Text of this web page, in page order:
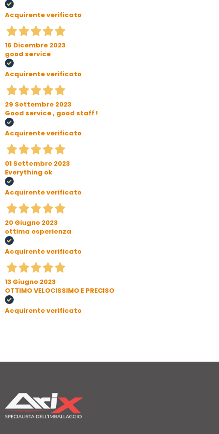
Acquirente verificato
16 Dicembre 2023
good service
Acquirente verificato
29 Settembre 2023
Good service , good staff !
Acquirente verificato
01 Settembre 2023
Everything ok
Acquirente verificato
20 Giugno 2023
ottima esperienza
Acquirente verificato
13 Giugno 2023
OTTIMO VELOCISSIMO E PRECISO
Acquirente verificato